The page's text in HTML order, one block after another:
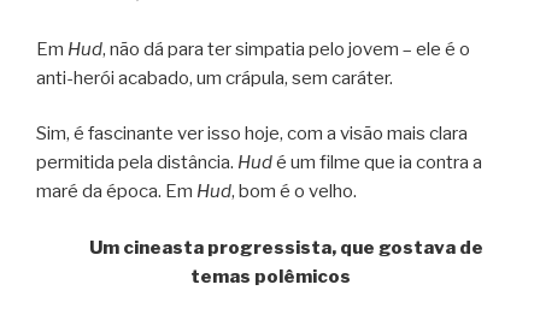
Em Hud, não dá para ter simpatia pelo jovem – ele é o
anti-herói acabado, um crápula, sem caráter.
Sim, é fascinante ver isso hoje, com a visão mais clara
permitida pela distância. Hudé um filme que ia contra a
maré da época. Em Hud, bom é o velho.
Um cineasta progressista, que gostava de
temas polêmicos